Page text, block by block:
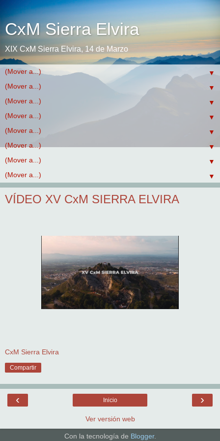
CxM Sierra Elvira
XIX CxM Sierra Elvira, 14 de Marzo
▼
▼
▼
▼
▼
▼
▼
▼
VÍDEO XV CxM SIERRA ELVIRA
CxM Sierra Elvira
Compartir
‹ ›
Inicio
Ver versión web
Con la tecnología de Blogger.